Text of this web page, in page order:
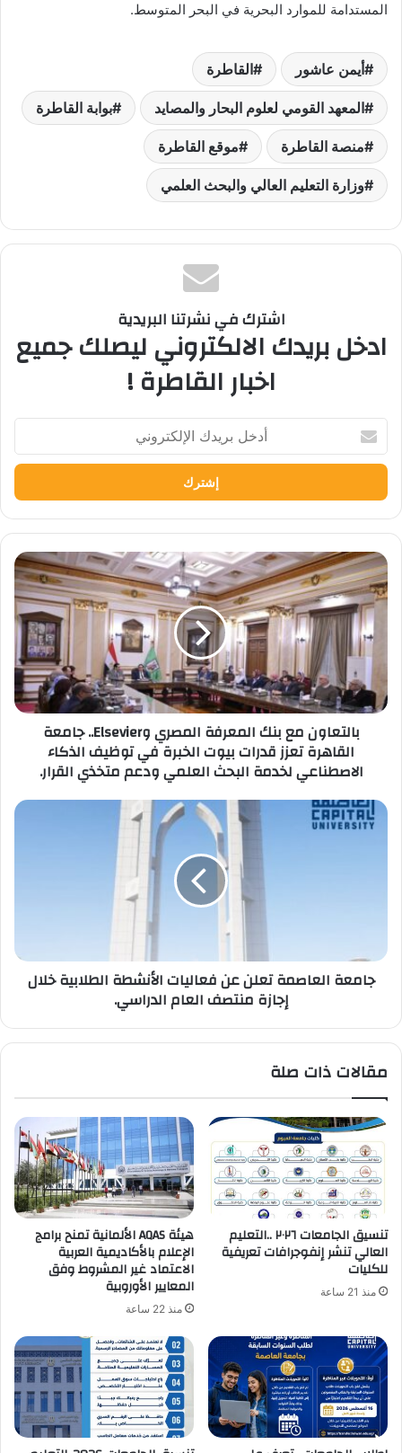
المستدامة للموارد البحرية في البحر المتوسط.
أيمن عاشور القاطرة
المعهد القومي لعلوم البحار والمصايد بوابة القاطرة
منصة القاطرة موقع القاطرة
وزارة التعليم العالي والبحث العلمي
اشترك في نشرتنا البريدية
ادخل بريدك الالكتروني ليصلك جميع
اخبار القاطرة !
بريدك
الإلكتروني
بالتعاون
مع
بنك
المعرفة
المصري
وElsevier..
جامعة
القاهرة
تعزز
قدرات
الخبرة
توظيف
الذكاء
القرار.
بالتعاون مع بنك المعرفة المصري وElsevier.. جامعة
القاهرة تعزز قدرات بيوت الخبرة في توظيف الذكاء
الاصطناعي لخدمة البحث العلمي ودعم متخذي القرار.
جامعة
العاصمة
إجازة
منتصف
جامعة العاصمة تعلن عن فعاليات الأنشطة الطلابية خلال
إجازة منتصف العام الدراسي.
مقالات ذات صلة
تنسيق الجامعات ٢٠٢٦ ..التعليم
العالي تنشر إنفوجرافات تعريفية
للكليات
منذ 21 ساعة
هيئة AQAS الألمانية تمنح برامج
الإعلام بالأكاديمية العربية
الاعتماد غير المشروط وفق
المعايير الأوروبية
منذ 22 ساعة